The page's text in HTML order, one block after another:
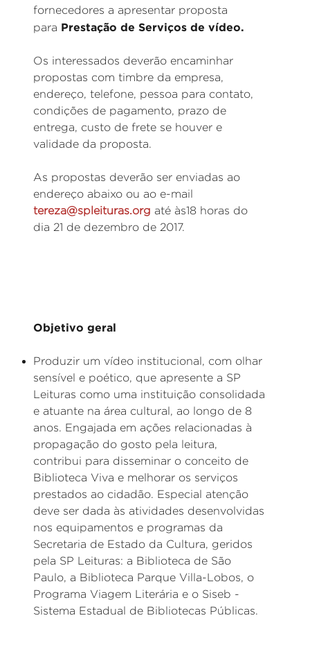
fornecedores a apresentar proposta
para Prestação de Serviços de vídeo.
Os interessados deverão encaminhar
propostas com timbre da empresa,
endereço, telefone, pessoa para contato,
condições de pagamento, prazo de
entrega, custo de frete se houver e
validade da proposta.
As propostas deverão ser enviadas ao
endereço abaixo ou ao e-mail
tereza@spleituras.org até às18 horas do
dia 21 de dezembro de 2017.
Objetivo geral
Produzir um vídeo institucional, com olhar
sensível e poético, que apresente a SP
Leituras como uma instituição consolidada
e atuante na área cultural, ao longo de 8
anos. Engajada em ações relacionadas à
propagação do gosto pela leitura,
contribui para disseminar o conceito de
Biblioteca Viva e melhorar os serviços
prestados ao cidadão. Especial atenção
deve ser dada às atividades desenvolvidas
nos equipamentos e programas da
Secretaria de Estado da Cultura, geridos
pela SP Leituras: a Biblioteca de São
Paulo, a Biblioteca Parque Villa-Lobos, o
Programa Viagem Literária e o Siseb -
Sistema Estadual de Bibliotecas Públicas.